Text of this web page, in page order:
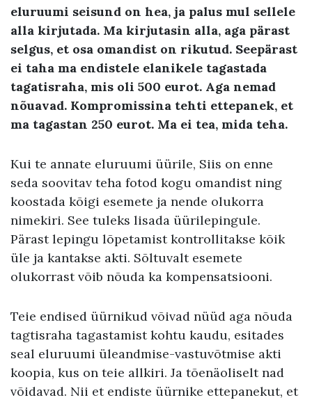
eluruumi seisund on hea, ja palus mul sellele
alla kirjutada. Ma kirjutasin alla, aga pärast
selgus, et osa omandist on rikutud. Seepärast
ei taha ma endistele elanikele tagastada
tagatisraha, mis oli 500 eurot. Aga nemad
nõuavad. Kompromissina tehti ettepanek, et
ma tagastan 250 eurot. Ma ei tea, mida teha.
Kui te annate eluruumi üürile, Siis on enne
seda soovitav teha fotod kogu omandist ning
koostada kõigi esemete ja nende olukorra
nimekiri. See tuleks lisada üürilepingule.
Pärast lepingu lõpetamist kontrollitakse kõik
üle ja kantakse akti. Sõltuvalt esemete
olukorrast võib nõuda ka kompensatsiooni.
Teie endised üürnikud võivad nüüd aga nõuda
tagtisraha tagastamist kohtu kaudu, esitades
seal eluruumi üleandmise-vastuvõtmise akti
koopia, kus on teie allkiri. Ja tõenäoliselt nad
võidavad. Nii et endiste üürnike ettepanekut, et